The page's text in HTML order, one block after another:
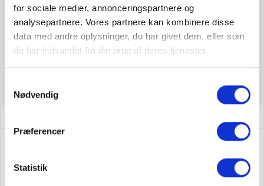
for sociale medier, annonceringspartnere og
analysepartnere. Vores partnere kan kombinere disse
data med andre oplysninger, du har givet dem, eller som
de har indsamlet fra din brug af deres tjenester.
Nødvendig
Præferencer
Statistik
10.999,00 kr
check Få på lager
(1)